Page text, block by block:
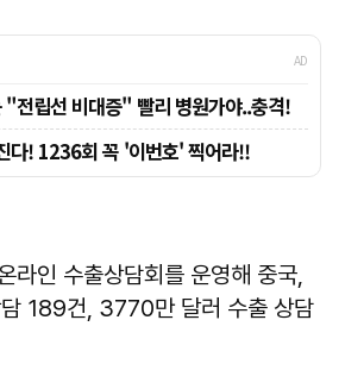
라인 수출상담회를 운영해 중국,
189건, 3770만 달러 수출 상담